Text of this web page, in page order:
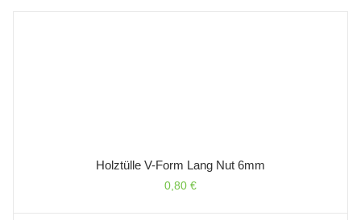
Holztülle V-Form Lang Nut 6mm
0,80 €